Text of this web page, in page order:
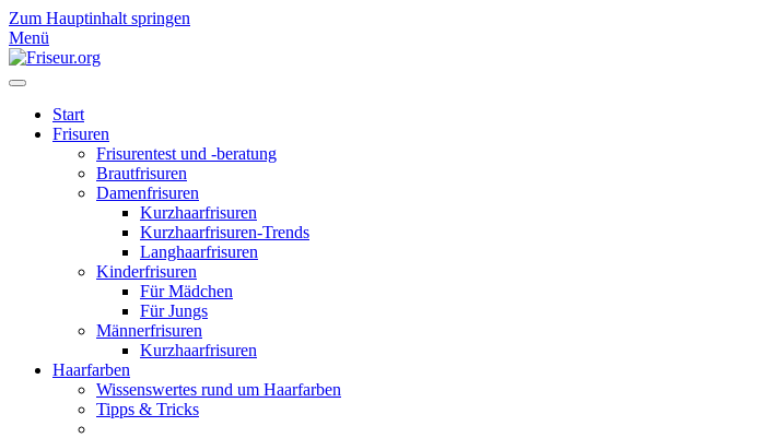
Zum Hauptinhalt springen
Menü
Start
Frisuren
Frisurentest und -beratung
Brautfrisuren
Damenfrisuren
Kurzhaarfrisuren
Kurzhaarfrisuren-Trends
Langhaarfrisuren
Kinderfrisuren
Für Mädchen
Für Jungs
Männerfrisuren
Kurzhaarfrisuren
Haarfarben
Wissenswertes rund um Haarfarben
Tipps & Tricks